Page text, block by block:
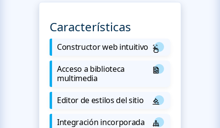
Características
Constructor web intuitivo
Acceso a biblioteca
multimedia
Editor de estilos del sitio
Integración incorporada